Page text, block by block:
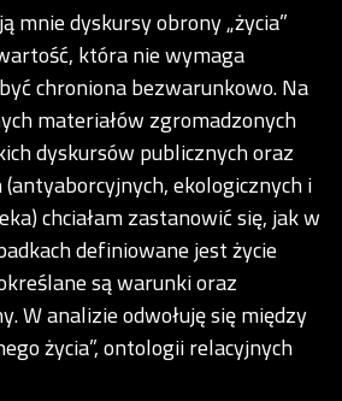
mnie dyskursy obrony „życia”
która nie wymaga
chroniona bezwarunkowo. Na
materiałów zgromadzonych
dyskursów publicznych oraz
(antyaborcyjnych, ekologicznych i
chciałam zastanowić się, jak w
definiowane jest życie
są warunki oraz
W analizie odwołuję się między
życia”, ontologii relacyjnych